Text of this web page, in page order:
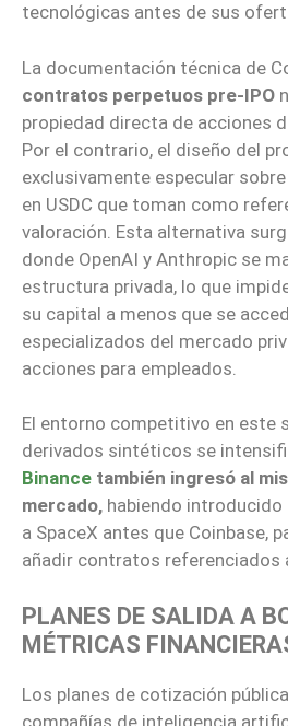
tecnológicas antes de sus
La documentación técnica de
contratos perpetuos pre-IPO
propiedad directa de acciones
Por el contrario, el diseño del
exclusivamente especular
en USDC que toman como
valoración. Esta alternativa
donde OpenAI y Anthropic se
estructura privada, lo que
su capital a menos que se
especializados del mercado
acciones para empleados.
El entorno competitivo en este
derivados sintéticos se
Binance también ingresó al
mercado, habiendo
a SpaceX antes que Coinbase,
añadir contratos referenciados
PLANES DE SALIDA A
MÉTRICAS
Los planes de cotización
compañías de inteligencia